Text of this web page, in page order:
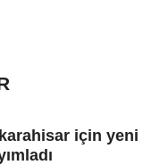
için yeni